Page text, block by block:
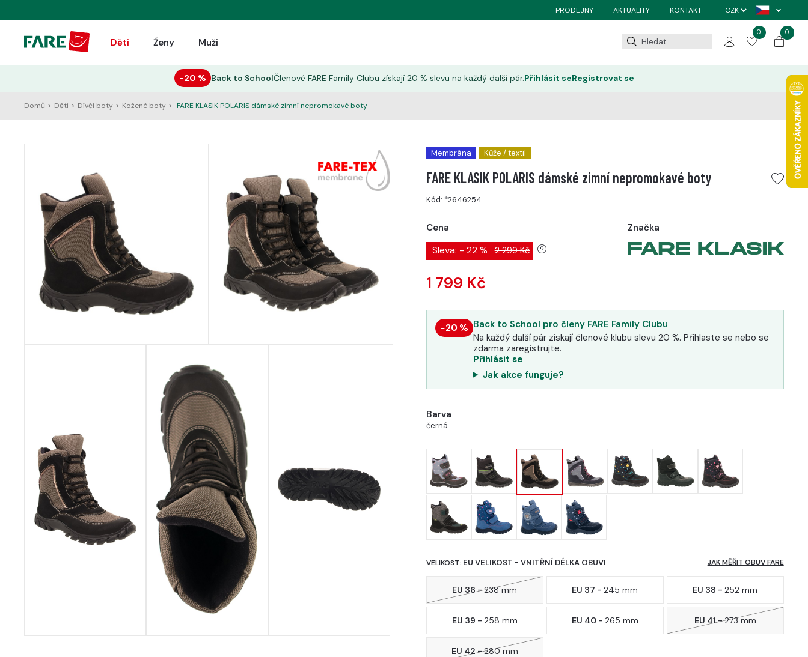
PRODEJNY AKTUALITY KONTAKT
Děti Ženy Muži
0 0
−20 % Back to SchoolČlenové FARE Family Clubu získají 20 % slevu na každý další pár.Přihlásit seRegistrovat se
Domů > Děti > Dívčí boty > Kožené boty > FARE KLASIK POLARIS dámské zimní nepromokavé boty
Membrána Kůže / textil
FARE KLASIK POLARIS dámské zimní nepromokavé boty
Kód: *2646254
Cena
Sleva: - 22 % 2 299 Kč
1 799 Kč
Značka
−20 % Back to School pro členy FARE Family Clubu
Na každý další pár získají členové klubu slevu 20 %. Přihlaste se nebo se
zdarma zaregistrujte.
Přihlásit se
Jak akce funguje?
Barva
černá
VELIKOST: EU VELIKOST - VNITŘNÍ DÉLKA OBUVI JAK MĚŘIT OBUV FARE
EU 36 -238 mm EU 37 -245 mm EU 38 -252 mm
EU 39 - 258 mm EU 40 - 265 mm EU 41 -273 mm
EU 42 -280 mm